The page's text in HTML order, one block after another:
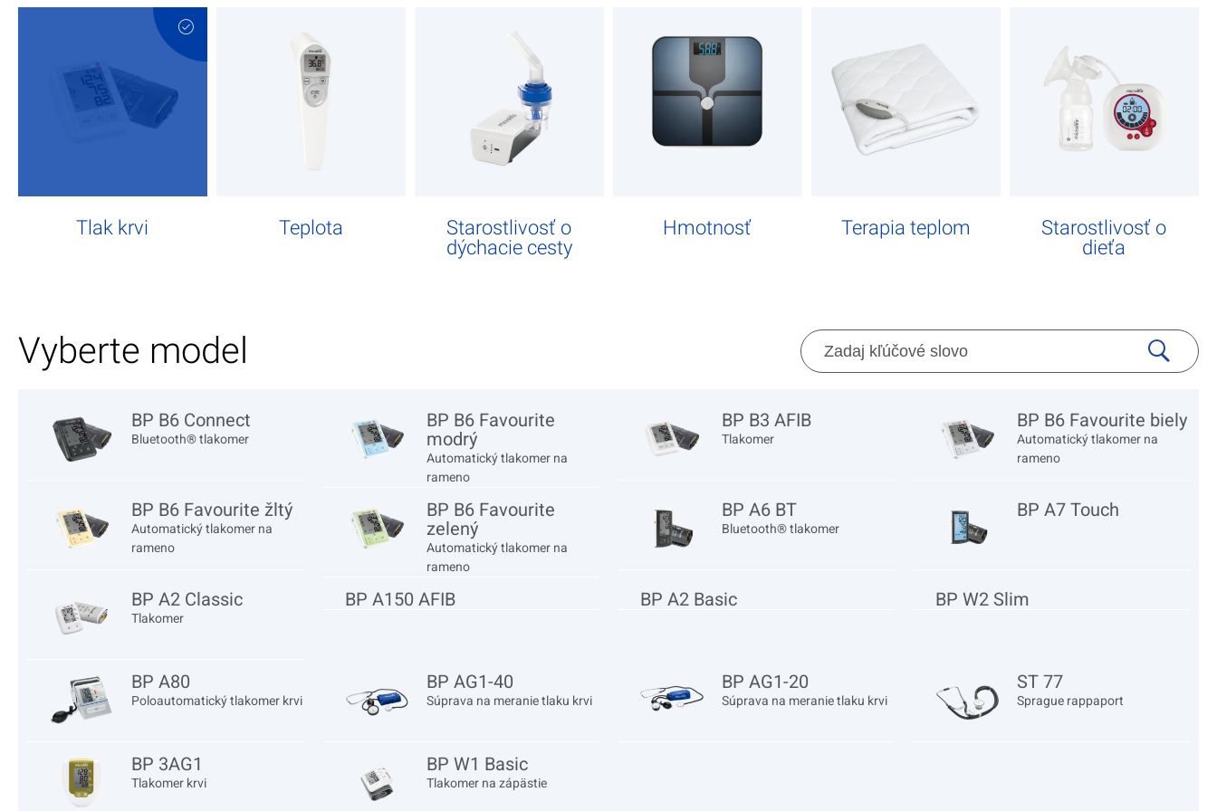
Tlak krvi Teplota
Starostlivosť o
dýchacie cesty
Hmotnosť Terapia teplom
Starostlivosť o
dieťa
Vyberte model
BP B6 Connect
Bluetooth® tlakomer
BP B6 Favourite
modrý
Automatický tlakomer na
rameno
BP B3 AFIB
Tlakomer
BP B6 Favourite biely
Automatický tlakomer na
rameno
BP B6 Favourite žltý
Automatický tlakomer na
rameno
BP B6 Favourite
zelený
Automatický tlakomer na
rameno
BP A6 BT
Bluetooth® tlakomer
BP A7 Touch
BP A2 Classic
Tlakomer
BP A150 AFIB BP A2 Basic BP W2 Slim
BP A80
Poloautomatický tlakomer krvi
BP AG1-40
Súprava na meranie tlaku krvi
BP AG1-20
Súprava na meranie tlaku krvi
ST 77
Sprague rappaport
BP 3AG1
Tlakomer krvi
BP W1 Basic
Tlakomer na zápästie